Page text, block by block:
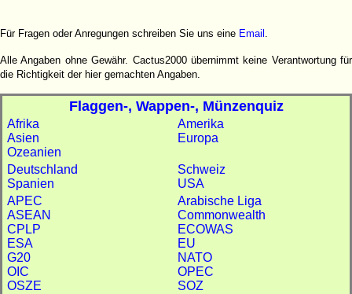
Für Fragen oder Anregungen schreiben Sie uns eine Email .
Alle Angaben ohne Gewähr. Cactus2000 übernimmt keine Verantwortung für
die Richtigkeit der hier gemachten Angaben.
Flaggen-, Wappen-, Münzenquiz
Afrika
Asien
Ozeanien
Amerika
Europa
Deutschland
Spanien
Schweiz
USA
APEC
ASEAN
CPLP
ESA
G20
OIC
OSZE
Arabische Liga
Commonwealth
ECOWAS
EU
NATO
OPEC
SOZ